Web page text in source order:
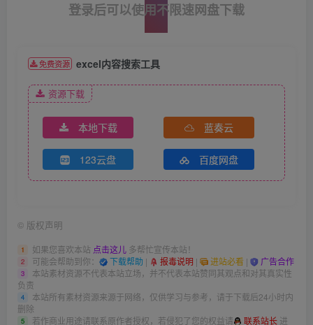
登录后可以使用不限速网盘下载
免费资源 excel内容搜索工具
资源下载
本地下载 蓝奏云
123云盘 百度网盘
© 版权声明
1 如果您喜欢本站 点击这儿 多帮忙宣传本站！
2 可能会帮助到你： 下载帮助 | 报毒说明 | 进站必看 | 广告合作
3
本站素材资源不代表本站立场，并不代表本站赞同其观点和对其真实性
负责
4
本站所有素材资源来源于网络，仅供学习与参考，请于下载后24小时内
删除
5 若作商业用途请联系原作者授权，若侵犯了您的权益请 联系站长 进